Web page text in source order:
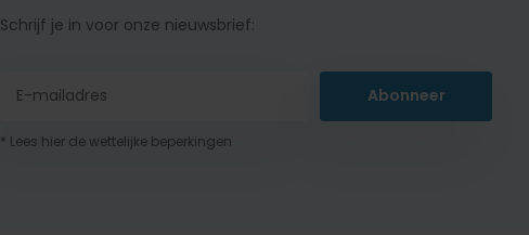
Schrijf je in voor onze nieuwsbrief:
Abonneer
* Lees hier de wettelijke beperkingen